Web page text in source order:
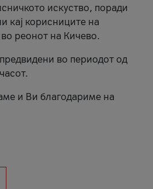
искуство, поради
кај корисниците на
реонот на Кичево.
во периодот од
и Ви благодариме на